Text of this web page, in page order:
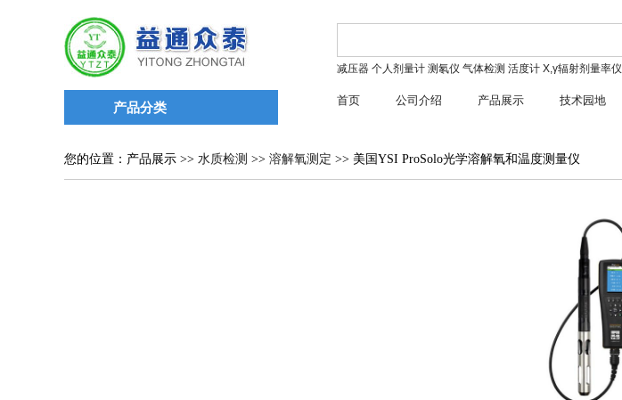
产品分类
减压器 个人剂量计 测氡仪 气体检测 活度计 X,γ辐射剂量率仪
首页 公司介绍 产品展示 技术园地
您的位置：产品展示 >> 水质检测 >> 溶解氧测定 >> 美国YSI ProSolo光学溶解氧和温度测量仪